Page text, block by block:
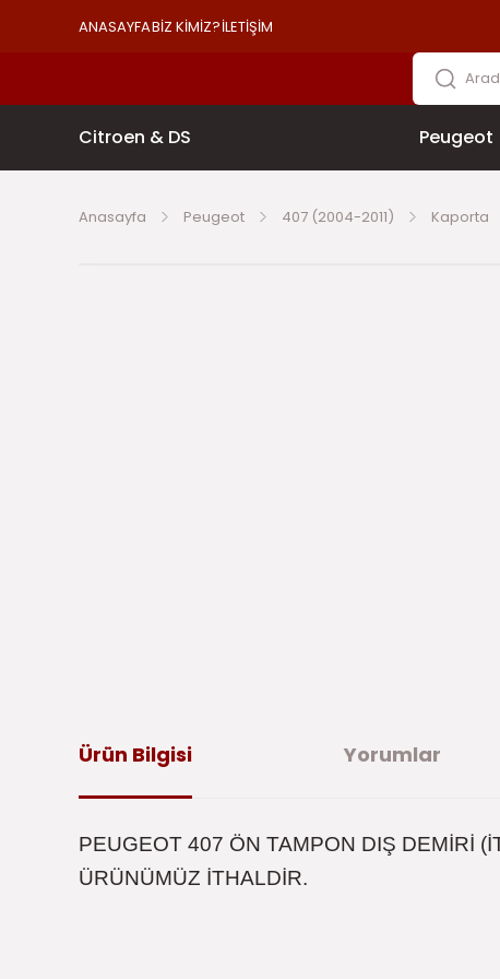
ANASAYFABİZ KİMİZ?İLETİŞİM
Citroen & DS Peugeot
Anasayfa Peugeot 407 (2004-2011) Kaporta
Ürün Bilgisi Yorumlar
PEUGEOT 407 ÖN TAMPON DIŞ DEMİRİ
ÜRÜNÜMÜZ İTHALDİR.